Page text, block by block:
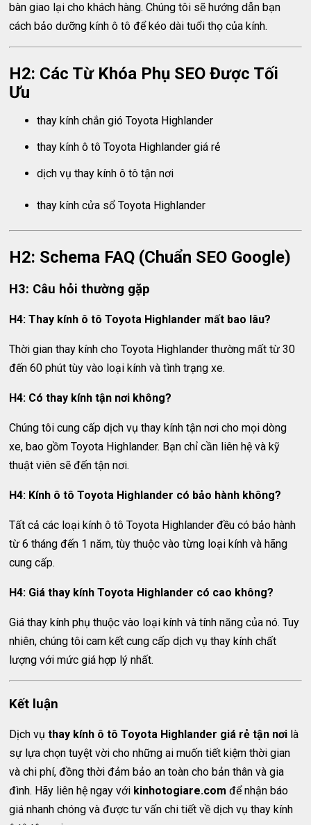
bàn giao lại cho khách hàng. Chúng tôi sẽ hướng dẫn bạn
cách bảo dưỡng kính ô tô để kéo dài tuổi thọ của kính.
H2: Các Từ Khóa Phụ SEO Được Tối
Ưu
thay kính chắn gió Toyota Highlander
thay kính ô tô Toyota Highlander giá rẻ
dịch vụ thay kính ô tô tận nơi
thay kính cửa sổ Toyota Highlander
H2: Schema FAQ (Chuẩn SEO Google)
H3: Câu hỏi thường gặp
H4: Thay kính ô tô Toyota Highlander mất bao lâu?
Thời gian thay kính cho Toyota Highlander thường mất từ 30
đến 60 phút tùy vào loại kính và tình trạng xe.
H4: Có thay kính tận nơi không?
Chúng tôi cung cấp dịch vụ thay kính tận nơi cho mọi dòng
xe, bao gồm Toyota Highlander. Bạn chỉ cần liên hệ và kỹ
thuật viên sẽ đến tận nơi.
H4: Kính ô tô Toyota Highlander có bảo hành không?
Tất cả các loại kính ô tô Toyota Highlander đều có bảo hành
từ 6 tháng đến 1 năm, tùy thuộc vào từng loại kính và hãng
cung cấp.
H4: Giá thay kính Toyota Highlander có cao không?
Giá thay kính phụ thuộc vào loại kính và tính năng của nó. Tuy
nhiên, chúng tôi cam kết cung cấp dịch vụ thay kính chất
lượng với mức giá hợp lý nhất.
Kết luận
Dịch vụthay kính ô tô Toyota Highlander giá rẻ tận nơi là
sự lựa chọn tuyệt vời cho những ai muốn tiết kiệm thời gian
và chi phí, đồng thời đảm bảo an toàn cho bản thân và gia
đình. Hãy liên hệ ngay với kinhotogiare.com để nhận báo
giá nhanh chóng và được tư vấn chi tiết về dịch vụ thay kính